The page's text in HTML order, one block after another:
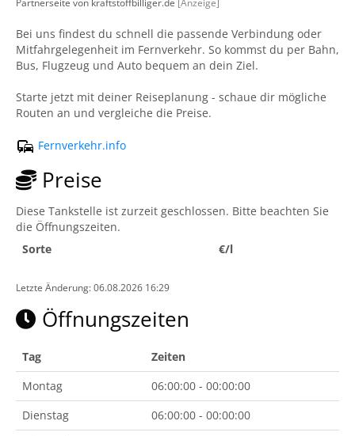
Bei uns findest du schnell die passende Verbindung oder
Mitfahrgelegenheit im Fernverkehr. So kommst du per Bahn,
Bus, Flugzeug und Auto bequem an dein Ziel.
Starte jetzt mit deiner Reiseplanung - schaue dir mögliche
Routen an und vergleiche die Preise.
Fernverkehr.info
Preise
Diese Tankstelle ist zurzeit geschlossen. Bitte beachten Sie
die Öffnungszeiten.
Sorte
€/l
Letzte Änderung: 06.08.2026 16:29
Öffnungszeiten
Tag
Zeiten
Montag
06:00:00 - 00:00:00
Dienstag
06:00:00 - 00:00:00